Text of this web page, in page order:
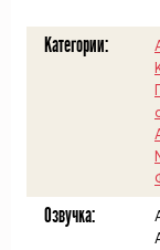
Категории:
Озвучка: